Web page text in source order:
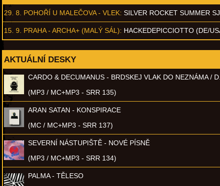
29. 8. POHOŘÍ U MALEČOVA - VLEK: SILVER ROCKET SUMMER
15. 9. PRAHA - ARCHA+ (MALÝ SÁL): HACKEDEPICCIOTTO (DE/
AKTUÁLNÍ DESKY
CARDO & DECUMANUS - BRDSKEJ VLAK DO NEZNÁMA /
(MP3 / MC+MP3 - SRR 135)
ARAN SATAN - KONSPIRACE
(MC / MC+MP3 - SRR 137)
SEVERNÍ NÁSTUPIŠTĚ - NOVÉ PÍSNĚ
(MP3 / MC+MP3 - SRR 134)
PALMA - TĚLESO